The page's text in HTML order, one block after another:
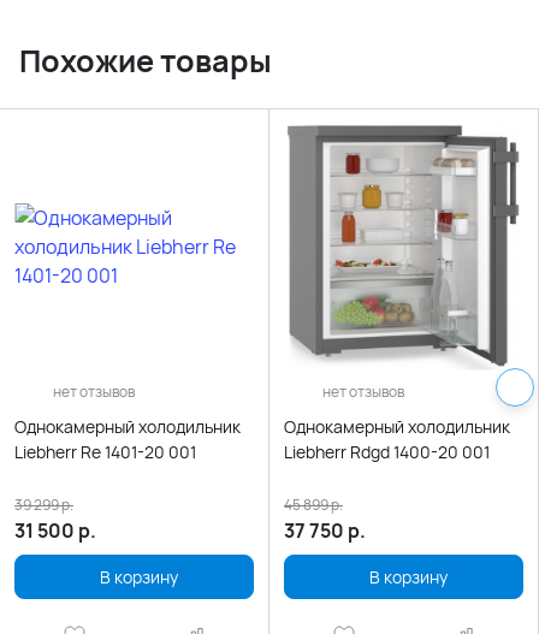
Похожие товары
нет отзывов
Однокамерный холодильник
Liebherr Re 1401-20 001
31 500 р.
39 299р.
В корзину
нет отзывов
Однокамерный холодильник
Liebherr Rdgd 1400-20 001
37 750 р.
45 899р.
В корзину